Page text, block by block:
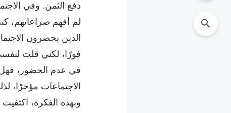
دفع الثمن. وفي
لم أفهم صراعاتهم،
الذين يحضرون
فورًا، لكني قلت
في عدم الحضور، فهل
الاجتماعات مؤخرًا،
وبهذه الفكرة،